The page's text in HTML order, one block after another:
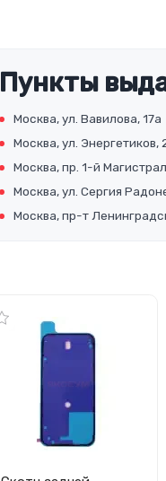
Пункты
Москва, ул. Вавилова, 17а
Москва, ул. Энергетиков,
Москва, пр. 1-й
Москва, ул. Сергия
Москва, пр-т